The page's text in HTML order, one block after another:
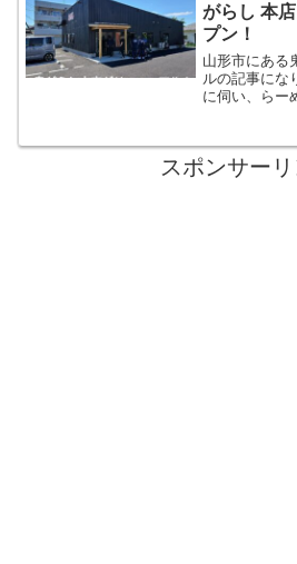
がらし 本
プン！
山形市にある
ルの記事にな
に伺い、らー
スポンサーリ